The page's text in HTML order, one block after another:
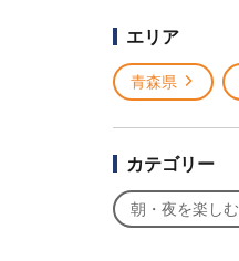
エリア
青森県
カテゴリー
朝・夜を楽しむ